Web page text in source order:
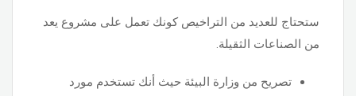
ستحتاج للعديد من التراخيص كونك تعمل على مشروع يعد
من الصناعات الثقيلة.
تصريح من وزارة البيئة حيث أنك تستخدم مورد